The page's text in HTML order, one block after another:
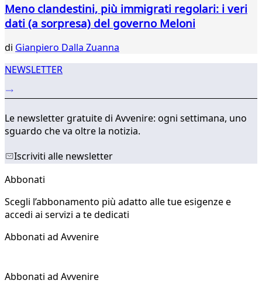
Meno clandestini, più immigrati regolari: i veri
dati (a sorpresa) del governo Meloni
di Gianpiero Dalla Zuanna
NEWSLETTER
Le newsletter gratuite di Avvenire: ogni settimana, uno
sguardo che va oltre la notizia.
Iscriviti alle newsletter
Abbonati
Scegli l’abbonamento più adatto alle tue esigenze e
accedi ai servizi a te dedicati
Abbonati ad Avvenire
Abbonati ad Avvenire